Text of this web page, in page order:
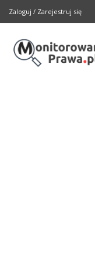
Zaloguj / Zarejestruj się